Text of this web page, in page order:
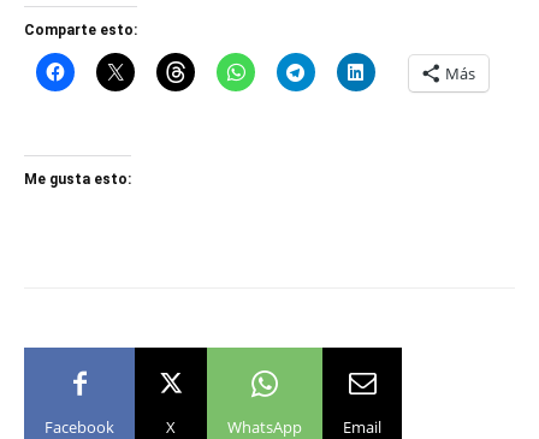
Comparte esto:
Más
Me gusta esto:
Facebook X WhatsApp Email